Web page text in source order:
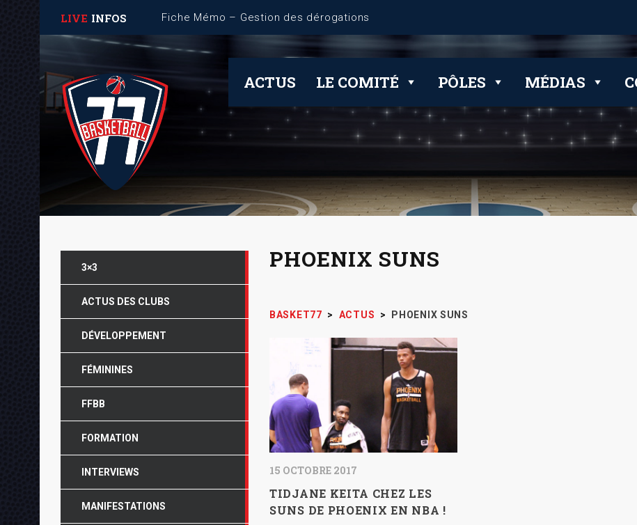
LIVE INFOS
ACTUS LE COMITÉ PÔLES MÉDIAS
PHOENIX SUNS
BASKET77 > ACTUS > PHOENIX SUNS
15 OCTOBRE 2017
TIDJANE KEITA CHEZ LES
SUNS DE PHOENIX EN NBA !
3×3
ACTUS DES CLUBS
DÉVELOPPEMENT
FÉMININES
FFBB
FORMATION
INTERVIEWS
MANIFESTATIONS